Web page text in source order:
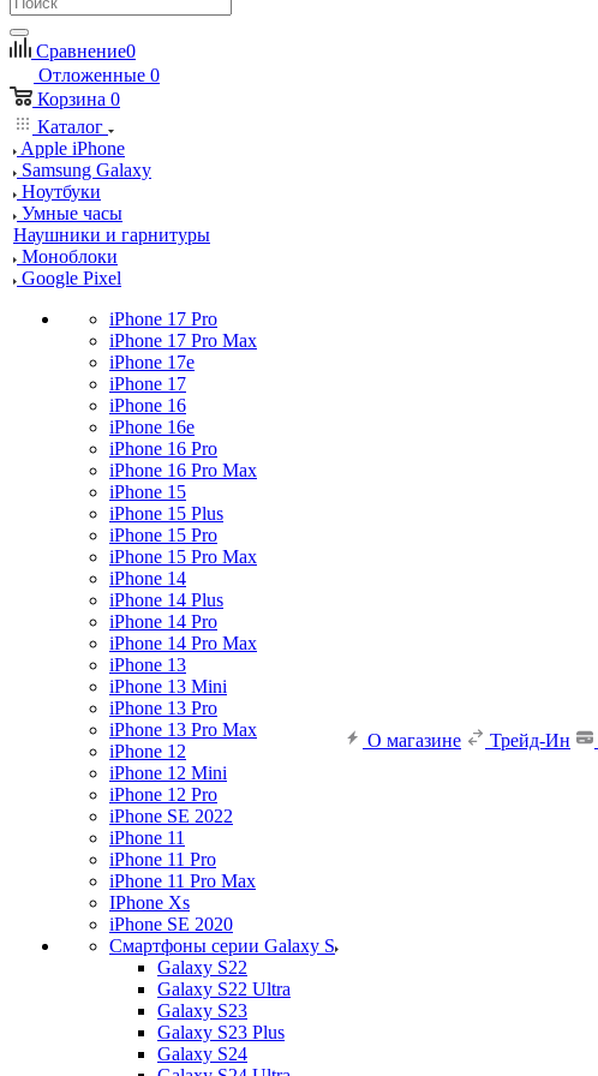
Сравнение0
Отложенные 0
Корзина 0
Каталог
Apple iPhone
Samsung Galaxy
Ноутбуки
Умные часы
Наушники и гарнитуры
Моноблоки
Google Pixel
iPhone 17 Pro
iPhone 17 Pro Max
iPhone 17e
iPhone 17
iPhone 16
iPhone 16e
iPhone 16 Pro
iPhone 16 Pro Max
iPhone 15
iPhone 15 Plus
iPhone 15 Pro
iPhone 15 Pro Max
iPhone 14
iPhone 14 Plus
iPhone 14 Pro
iPhone 14 Pro Max
iPhone 13
iPhone 13 Mini
iPhone 13 Pro
iPhone 13 Pro Max
iPhone 12
iPhone 12 Mini
iPhone 12 Pro
iPhone SE 2022
iPhone 11
iPhone 11 Pro
iPhone 11 Pro Max
IPhone Xs
iPhone SE 2020
Смартфоны серии Galaxy S
Galaxy S22
Galaxy S22 Ultra
Galaxy S23
Galaxy S23 Plus
Galaxy S24
О магазине Трейд-Ин